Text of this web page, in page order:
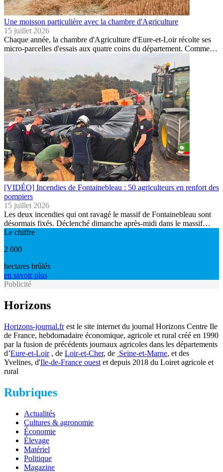
Une moisson particulière avec la chambre d'Agriculture
15 juillet 2026
Chaque année, la chambre d'Agriculture d'Eure-et-Loir récolte ses
micro-parcelles d'essais aux quatre coins du département. Comme…
[VIDÉO] Incendies de Fontainebleau : 50 agriculteurs en renfort des
pompiers
15 juillet 2026
Les deux incendies qui ont ravagé le massif de Fontainebleau sont
désormais fixés. Déclenché dimanche après-midi dans le massif…
Le chiffre
2 000
hectares brûlés
en savoir plus
Publicité
Horizons
Horizons-journal.frest le site internet du journal Horizons Centre Ile
de France, hebdomadaire économique, agricole et rural créé en 1990
par la fusion de précédents journaux agricoles dans les départements
d’Eure-et-Loir, de Loir-et-Cher, de Seine-et-Marne, et des
Yvelines, d'Ile-de-France ouest et depuis 2018 du Loiret agricole et
rural
Rubriques
Actualités
Cultures & agronomie
Économie
Élevage
Matériel
Politique
Magazine